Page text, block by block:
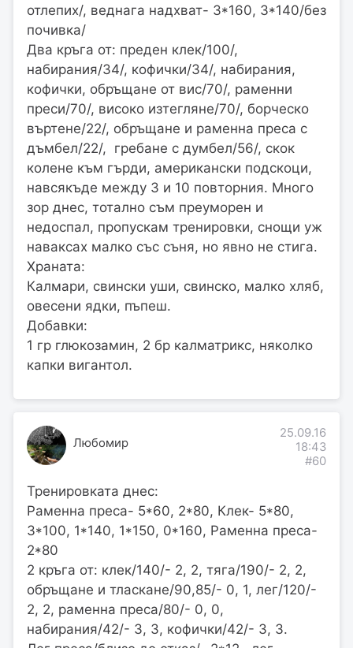
отлепих/, веднага надхват- 3*160, 3*140/без
почивка/
Два кръга от: преден клек/100/,
набирания/34/, кофички/34/, набирания,
кофички, обръщане от вис/70/, раменни
преси/70/, високо изтегляне/70/, борческо
въртене/22/, обръщане и раменна преса с
дъмбел/22/, гребане с думбел/56/, скок
колене към гърди, американски подскоци,
навсякъде между 3 и 10 повторния. Много
зор днес, тотално съм преуморен и
недоспал, пропускам тренировки, снощи уж
наваксах малко със съня, но явно не стига.
Храната:
Калмари, свински уши, свинско, малко хляб,
овесени ядки, пъпеш.
Добавки:
1 гр глюкозамин, 2 бр калматрикс, няколко
капки вигантол.
Любомир
25.09.16
18:43
#60
Тренировката днес:
Раменна преса- 5*60, 2*80, Клек- 5*80,
3*100, 1*140, 1*150, 0*160, Раменна преса-
2*80
2 кръга от: клек/140/- 2, 2, тяга/190/- 2, 2,
обръщане и тласкане/90,85/- 0, 1, лег/120/-
2, 2, раменна преса/80/- 0, 0,
набирания/42/- 3, 3, кофички/42/- 3, 3.